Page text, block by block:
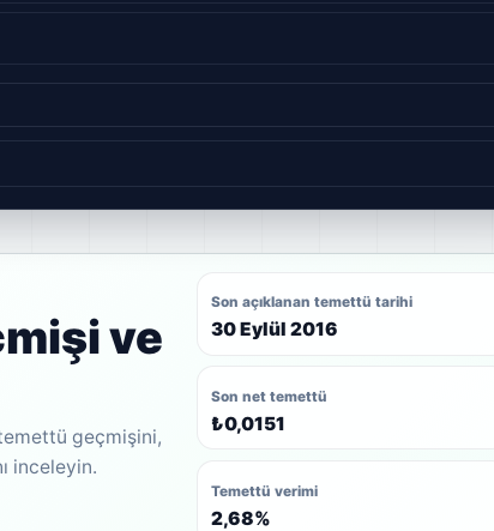
ve
geçmişini,
inceleyin.
Son açıklanan temettü tarihi
30 Eylül 2016
Son net temettü
₺0,0151
Temettü verimi
2,68%